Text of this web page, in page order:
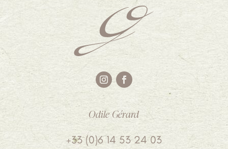
Odile Gérard
+33 (0)6 14 53 24 03